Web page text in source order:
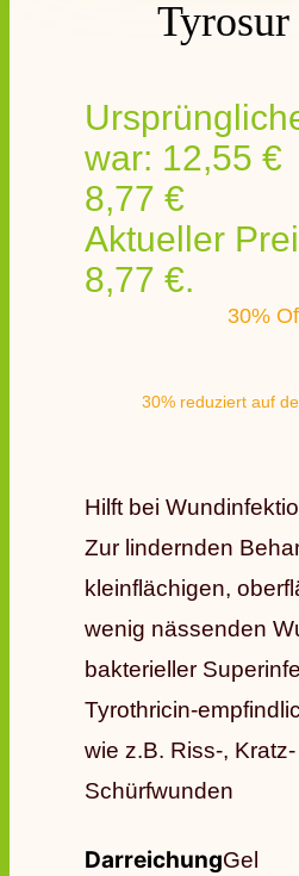
Tyrosur
war: 12,55 €
8,77 €
Aktueller
8,77 €.
30%
30% reduziert auf
Hilft bei
Zur lindernden
kleinflächigen,
wenig nässenden
bakterieller
Tyrothricin-
wie z.B. Riss-, Kratz-
Schürfwunden
DarreichungGel